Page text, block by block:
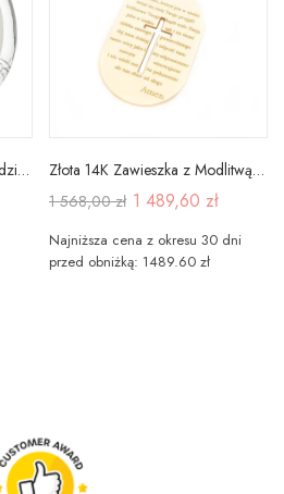
Puzderka Misie Pamiątka Urodziny Chrzest 2 szt
Złota 14K Zawieszka z Modlitwą i Krzyżykiem Grawer
1 568,00 zł 1 489,60 zł
Najniższa cena z okresu 30 dni
przed obniżką: 1489.60 zł